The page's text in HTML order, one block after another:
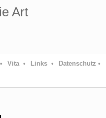
Art
Vita • Links • Datenschutz •